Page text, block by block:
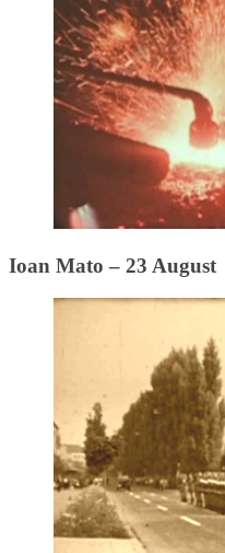
Ioan Mato – 23 August